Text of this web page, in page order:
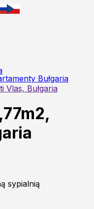
Bułgaria
Vlas, Bułgaria
sypialnią